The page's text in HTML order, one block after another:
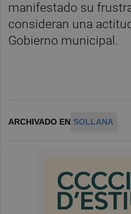
manifestado su
consideran una
Gobierno municipal.
ARCHIVADO EN SOLLANA